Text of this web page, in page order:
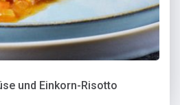
und Einkorn-Risotto